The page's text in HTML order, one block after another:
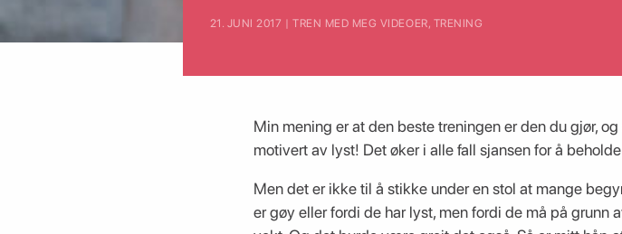
21. JUNI 2017 | TREN MED MEG VIDEOER, TRENING
Min mening er at den beste treningen er den du gjør,
motivert av lyst! Det øker i alle fall sjansen for å
Men det er ikke til å stikke under en stol at mange
er gøy eller fordi de har lyst, men fordi de må på grunn